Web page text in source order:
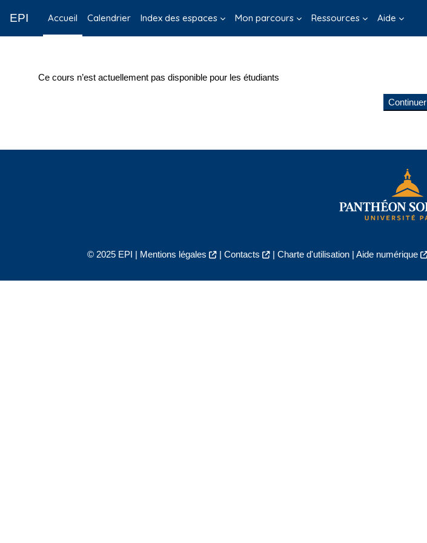
EPI Accueil Calendrier Index des espaces Mon parcours Ressources Aide
Ce cours n’est actuellement pas disponible pour les étudiants
Continuer
© 2025 EPI | Mentions légales | Contacts | Charte d'utilisation| Aide numérique